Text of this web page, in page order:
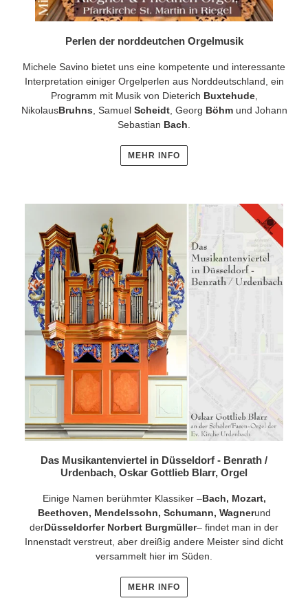
Perlen der norddeutchen Orgelmusik
Michele Savino bietet uns eine kompetente und interessante
Interpretation einiger Orgelperlen aus Norddeutschland, ein
Programm mit Musik von Dieterich Buxtehude,
NikolausBruhns , Samuel Scheidt, Georg Böhm und Johann
Sebastian Bach
MEHR INFO
Das Musikantenviertel in Düsseldorf - Benrath /
Urdenbach, Oskar Gottlieb Blarr, Orgel
Einige Namen berühmter Klassiker –Bach, Mozart,
Beethoven, Mendelssohn, Schumann, Wagnerund
derDüsseldorfer Norbert Burgmüller– findet man in der
Innenstadt verstreut, aber dreißig andere Meister sind dicht
versammelt hier im Süden.
MEHR INFO